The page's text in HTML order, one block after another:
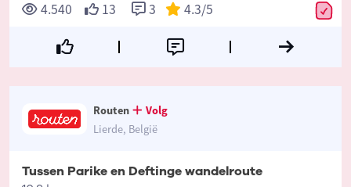
4.540 13 3 4.3/5
Routen
Volg
Lierde, België
Tussen Parike en Deftinge wandelroute